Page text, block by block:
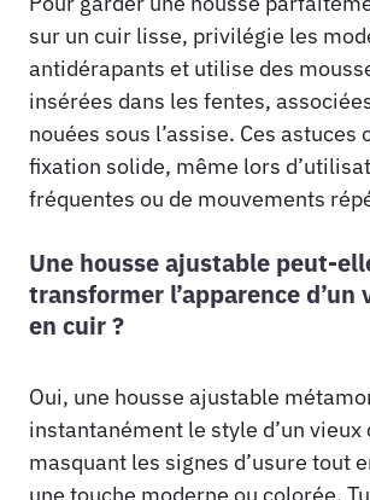
sur un cuir lisse, privilégie les
antidérapants et utilise des
insérées dans les fentes,
nouées sous l’assise. Ces astuces
fixation solide, même lors
fréquentes ou de mouvements
Une housse ajustable peut-
transformer l’apparence d’un
en cuir ?
Oui, une housse ajustable
instantanément le style d’un vieux
masquant les signes d’usure tout